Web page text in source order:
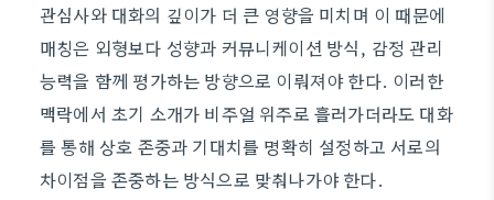
관심사와 대화의 깊이가 더 큰 영향을 미치며 이 때문에
매칭은 외형보다 성향과 커뮤니케이션 방식, 감정 관리
능력을 함께 평가하는 방향으로 이뤄져야 한다. 이러한
맥락에서 초기 소개가 비주얼 위주로 흘러가더라도 대화
를 통해 상호 존중과 기대치를 명확히 설정하고 서로의
차이점을 존중하는 방식으로 맞춰나가야 한다.